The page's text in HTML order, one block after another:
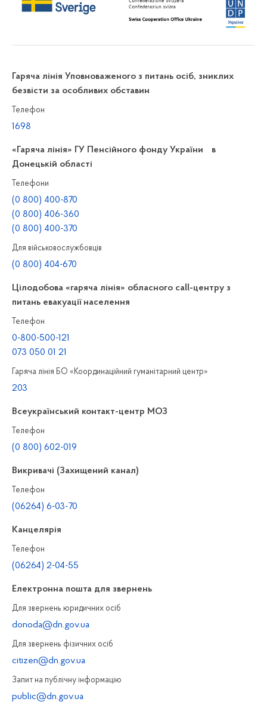
Гаряча лінія Уповноваженого з питань осіб, зниклих
безвісти за особливих обставин
Телефон
1698
«Гаряча лінія» ГУ Пенсійного фонду України в
Донецькій області
Телефони
(0 800) 400-870
(0 800) 406-360
(0 800) 400-370
Для військовослужбовців
(0 800) 404-670
Цілодобова «гаряча лінія» обласного call-центру з
питань евакуації населення
Телефон
0-800-500-121
073 050 01 21
Гаряча лінія БО «Координаційний гуманітарний центр»
203
Всеукраїнський контакт-центр МОЗ
Телефон
(0 800) 602-019
Викривачі (Захищений канал)
Телефон
(06264) 6-03-70
Канцелярiя
Телефон
(06264) 2-04-55
Електронна пошта для звернень
Для звернень юридичних осiб
donoda@dn.gov.ua
Для звернень фізичних осiб
citizen@dn.gov.ua
Запит на публiчну інформацiю
public@dn.gov.ua